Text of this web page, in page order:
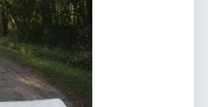
Associations
commune